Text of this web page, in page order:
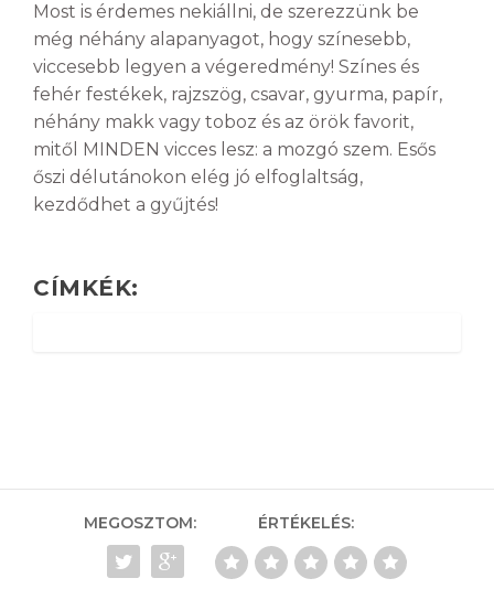
Most is érdemes nekiállni, de szerezzünk be
még néhány alapanyagot, hogy színesebb,
viccesebb legyen a végeredmény! Színes és
fehér festékek, rajzszög, csavar, gyurma, papír,
néhány makk vagy toboz és az örök favorit,
mitől MINDEN vicces lesz: a mozgó szem. Esős
őszi délutánokon elég jó elfoglaltság,
kezdődhet a gyűjtés!
CÍMKÉK:
MEGOSZTOM: ÉRTÉKELÉS: